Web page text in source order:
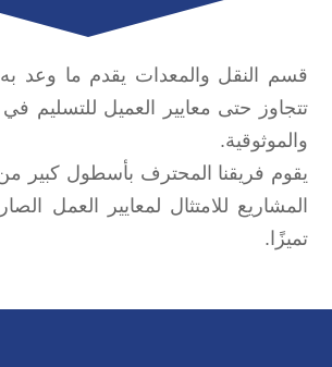
قسم النقل والمعدات يقدم ما وعد
تتجاوز حتى معايير العميل للتسليم
والموثوقية.
يقوم فريقنا المحترف بأسطول كبير
المشاريع للامتثال لمعايير العمل
تميزًا.